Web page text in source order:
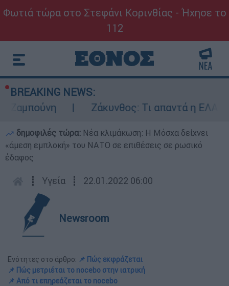
Φωτιά τώρα στο Στεφάνι Κορινθίας - Ήχησε το
112
BREAKING NEWS:
Ζάκυνθος: Τι απαντά η ΕΛΑΣ για
δημοφιλές τώρα: Νέα κλιμάκωση: Η Μόσχα δείχνει
«άμεση εμπλοκή» του ΝΑΤΟ σε επιθέσεις σε ρωσικό
έδαφος
┋ Υγεία ┋ 22.01.2022 06:00
Newsroom
Ενότητες στο άρθρο: 📌 Πώς εκφράζεται
📌 Πώς μετριέται το nocebo στην ιατρική
📌 Από τι επηρεάζεται το nocebo